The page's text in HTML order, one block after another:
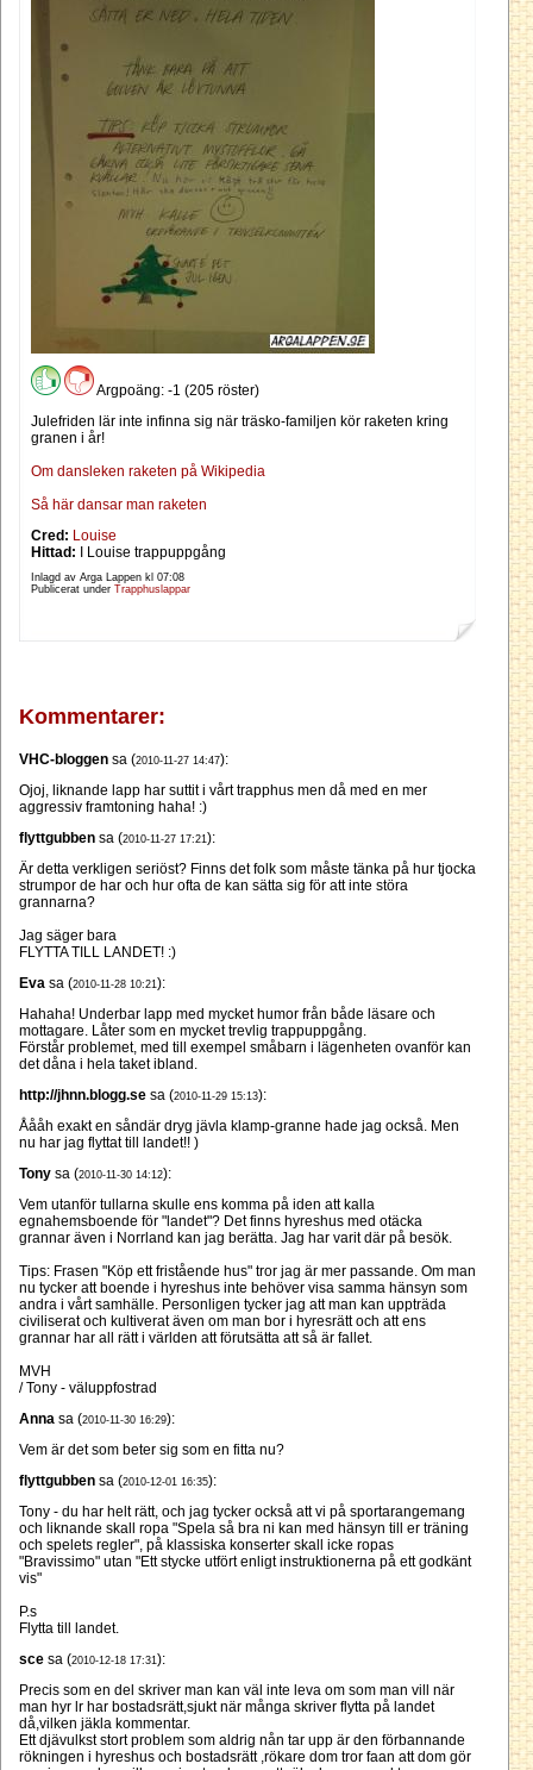
Argpoäng: -1 (205 röster)
Julefriden lär inte infinna sig när träsko-familjen kör raketen kring
granen i år!
Om dansleken raketen på Wikipedia
Så här dansar man raketen
Cred: Louise
Hittad: I Louise trappuppgång
Inlagd av Arga Lappen kl 07:08
Publicerat under Trapphuslappar
Kommentarer:
VHC-bloggen sa (2010-11-27 14:47):
Ojoj, liknande lapp har suttit i vårt trapphus men då med en mer
aggressiv framtoning haha! :)
flyttgubben sa (2010-11-27 17:21):
Är detta verkligen seriöst? Finns det folk som måste tänka på hur tjocka
strumpor de har och hur ofta de kan sätta sig för att inte störa
grannarna?
Jag säger bara
FLYTTA TILL LANDET! :)
Eva sa (2010-11-28 10:21):
Hahaha! Underbar lapp med mycket humor från både läsare och
mottagare. Låter som en mycket trevlig trappuppgång.
Förstår problemet, med till exempel småbarn i lägenheten ovanför kan
det dåna i hela taket ibland.
http://jhnn.blogg.se sa (2010-11-29 15:13):
Åååh exakt en såndär dryg jävla klamp-granne hade jag också. Men
nu har jag flyttat till landet!! )
Tony sa (2010-11-30 14:12):
Vem utanför tullarna skulle ens komma på iden att kalla
egnahemsboende för "landet"? Det finns hyreshus med otäcka
grannar även i Norrland kan jag berätta. Jag har varit där på besök.
Tips: Frasen "Köp ett fristående hus" tror jag är mer passande. Om man
nu tycker att boende i hyreshus inte behöver visa samma hänsyn som
andra i vårt samhälle. Personligen tycker jag att man kan uppträda
civiliserat och kultiverat även om man bor i hyresrätt och att ens
grannar har all rätt i världen att förutsätta att så är fallet.
MVH
/ Tony - väluppfostrad
Anna sa (2010-11-30 16:29):
Vem är det som beter sig som en fitta nu?
flyttgubben sa (2010-12-01 16:35):
Tony - du har helt rätt, och jag tycker också att vi på sportarangemang
och liknande skall ropa "Spela så bra ni kan med hänsyn till er träning
och spelets regler", på klassiska konserter skall icke ropas
"Bravissimo" utan "Ett stycke utfört enligt instruktionerna på ett godkänt
vis"
P.s
Flytta till landet.
sce sa (2010-12-18 17:31):
Precis som en del skriver man kan väl inte leva om som man vill när
man hyr lr har bostadsrätt,sjukt när många skriver flytta på landet
då,vilken jäkla kommentar.
Ett djävulkst stort problem som aldrig nån tar upp är den förbannande
rökningen i hyreshus och bostadsrätt ,rökare dom tror faan att dom gör